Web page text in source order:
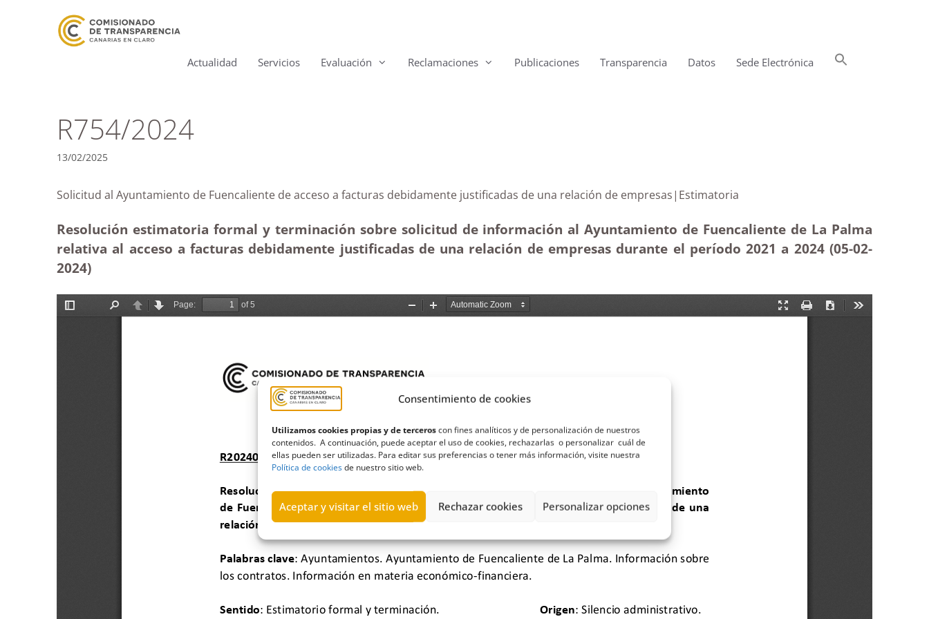
Consentimiento de cookies
Utilizamos cookies propias y de terceroscon fines analíticos y de personalización de nuestros
contenidos. A continuación, puede aceptar el uso de cookies, rechazarlas o personalizar cuál de
ellas pueden ser utilizadas. Para editar sus preferencias o tener más información, visite nuestra
Política de cookiesde nuestro sitio web.
Aceptar y visitar el sitio web Rechazar cookies Personalizar opciones
Actualidad Servicios Evaluación Reclamaciones Publicaciones Transparencia Datos Sede Electrónica
R754/2024
13/02/2025
Solicitud al Ayuntamiento de Fuencaliente de acceso a facturas debidamente justificadas de una relación de empresas|Estimatoria
Resolución estimatoria formal y terminación sobre solicitud de información al Ayuntamiento de Fuencaliente de La Palma
relativa al acceso a facturas debidamente justificadas de una relación de empresas durante el período 2021 a 2024 (05-02-
2024)